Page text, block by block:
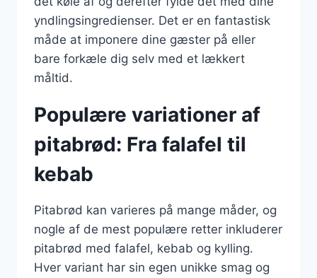
yndlingsingredienser. Det er en fantastisk
måde at imponere dine gæster på eller
bare forkæle dig selv med et lækkert
måltid.
Populære variationer af
pitabrød: Fra falafel til
kebab
Pitabrød kan varieres på mange måder, og
nogle af de mest populære retter inkluderer
pitabrød med falafel, kebab og kylling.
Hver variant har sin egen unikke smag og